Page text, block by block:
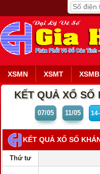
XSMN XSMT XSMB
KẾT QUẢ XỔ SỐ
07/05 11/05
KẾT QUẢ XỔ SỐ
Thứ tư